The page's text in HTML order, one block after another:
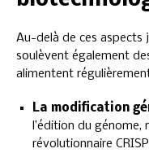
Au-delà de ces aspects
soulèvent également
alimentent
La modification
l’édition du génome,
révolutionnaire